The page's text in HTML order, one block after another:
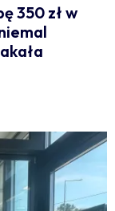
350 zł w